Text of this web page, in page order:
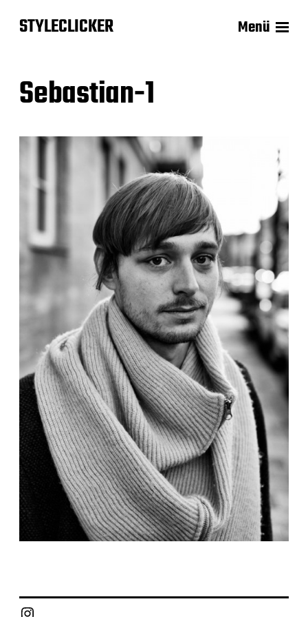
STYLECLICKER Menü
Sebastian-1
Instagram